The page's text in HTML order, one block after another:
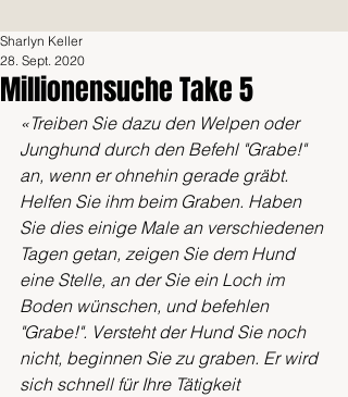
Millionensuche Take 5
Sharlyn Keller
28. Sept. 2020
«Treiben Sie dazu den Welpen oder
Junghund durch den Befehl "Grabe!"
an, wenn er ohnehin gerade gräbt.
Helfen Sie ihm beim Graben. Haben
Sie dies einige Male an verschiedenen
Tagen getan, zeigen Sie dem Hund
eine Stelle, an der Sie ein Loch im
Boden wünschen, und befehlen
"Grabe!". Versteht der Hund Sie noch
nicht, beginnen Sie zu graben. Er wird
sich schnell für Ihre Tätigkeit